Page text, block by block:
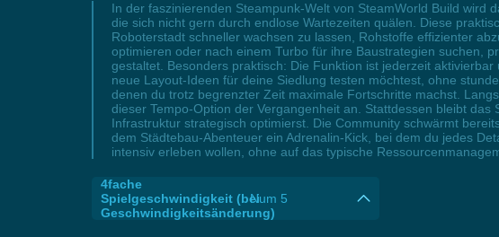
In der faszinierenden Steampunk-Welt von SteamWorld Build wird
die sich nicht gern durch endlose Wartezeiten quälen. Diese
Roboterstadt schneller wachsen zu lassen, Rohstoffe effizienter
optimieren oder nach einem Turbo für ihre Baustrategien suchen,
gestaltet. Besonders praktisch: Die Funktion ist jederzeit
neue Layout-Ideen für deine Siedlung testen möchtest, ohne
denen du trotz begrenzter Zeit maximale Fortschritte machst.
dieser Tempo-Option der Vergangenheit an. Stattdessen bleibt
Infrastruktur strategisch optimierst. Die Community schwärmt
dem Städtebau-Abenteuer ein Adrenalin-Kick, bei dem du jedes
intensiv erleben wollen, ohne auf das typische
4fache
Spielgeschwindigkeit (bei
Geschwindigkeitsänderung)
Num 5